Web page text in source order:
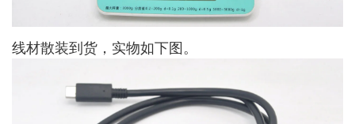
线材散装到货，实物如下图。